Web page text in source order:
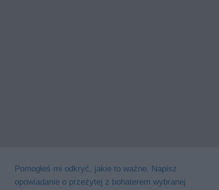
Pomogłeś mi odkryć, jakie to ważne. Napisz
opowiadanie o przeżytej z bohaterem wybranej